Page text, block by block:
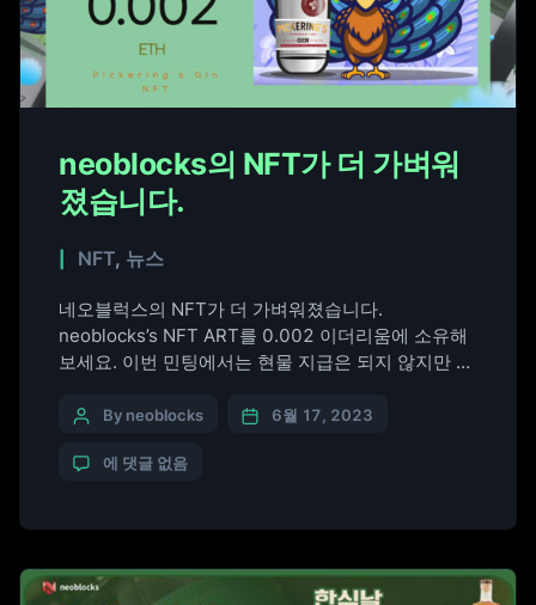
neoblocks의 NFT가 더 가벼워
졌습니다.
NFT, 뉴스
네오블럭스의 NFT가 더 가벼워졌습니다.
neoblocks’s NFT ART를 0.002 이더리움에 소유해
보세요. 이번 민팅에서는 현물 지급은 되지 않지만 소
택을 받으실 수 있습니다. 민팅 사이트 https://nft-
By neoblocks 6월 17, 2023
에 댓글 없음